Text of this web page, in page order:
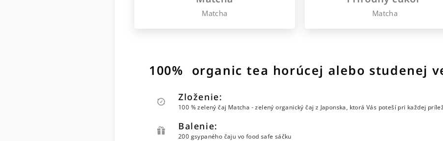
Matcha Matcha
100% organic tea horúcej alebo studenej
Zloženie:
100 % zelený čaj Matcha - zelený organický čaj z Japonska, ktorá Vás poteší pri každej
Balenie:
200 gsypaného čaju vo food safe sáčku